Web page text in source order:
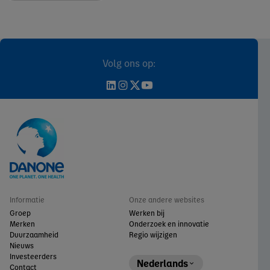
Volg ons op:
Informatie
Groep
Merken
Duurzaamheid
Nieuws
Investeerders
Contact
Onze andere websites
Werken bij
Onderzoek en innovatie
Regio wijzigen
Nederlands